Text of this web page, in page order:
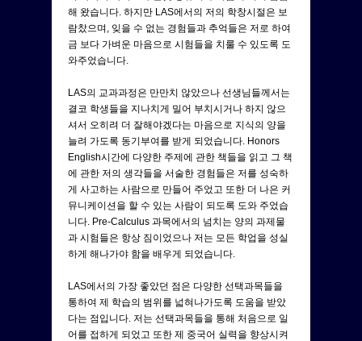
해 왔습니다. 하지만 LAS에서의 저의 학창시절은 보
람찼으며, 잊을 수 없는 경험들과 추억들은 저로 하여
금 보다 가벼운 마음으로 시험들을 치룰 수 있도록 도
와주었습니다.
LAS의 교과과정은 만만치 않았으나 선생님들께서는
결코 학생들을 지나치게 밀어 부치시거나 하지 않으
셔서 오히려 더 잘해야겠다는 마음으로 지식의 양을
늘려 가도록 동기부여를 받게 되었습니다. Honors
English시간에 다양한 주제에 관한 책들을 읽고 그 책
에 관한 저의 생각들을 서술한 경험들은 저를 성숙하
게 사고하는 사람으로 만들어 주었고 또한 더 나은 커
뮤니케이션을 할 수 있는 사람이 되도록 도와 주었습
니다. Pre-Calculus 과목에서의 넘치는 양의 과제물
과 시험들은 항상 짐이었으나 저는 모든 학업을 성실
하게 해나가야 함을 배우게 되었습니다.
LAS에서의 가장 좋았던 점은 다양한 선택과목들을
통하여 제 학습의 범위를 넓혀나가도록 도움을 받았
다는 점입니다. 저는 선택과목들을 통해 처음으로 일
어를 접하게 되었고 또한 제 중국어 실력을 향상시켜